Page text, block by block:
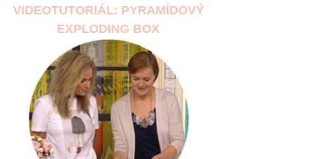
VIDEOTUTORIÁL: PYRAMÍDOVÝ
EXPLODING BOX